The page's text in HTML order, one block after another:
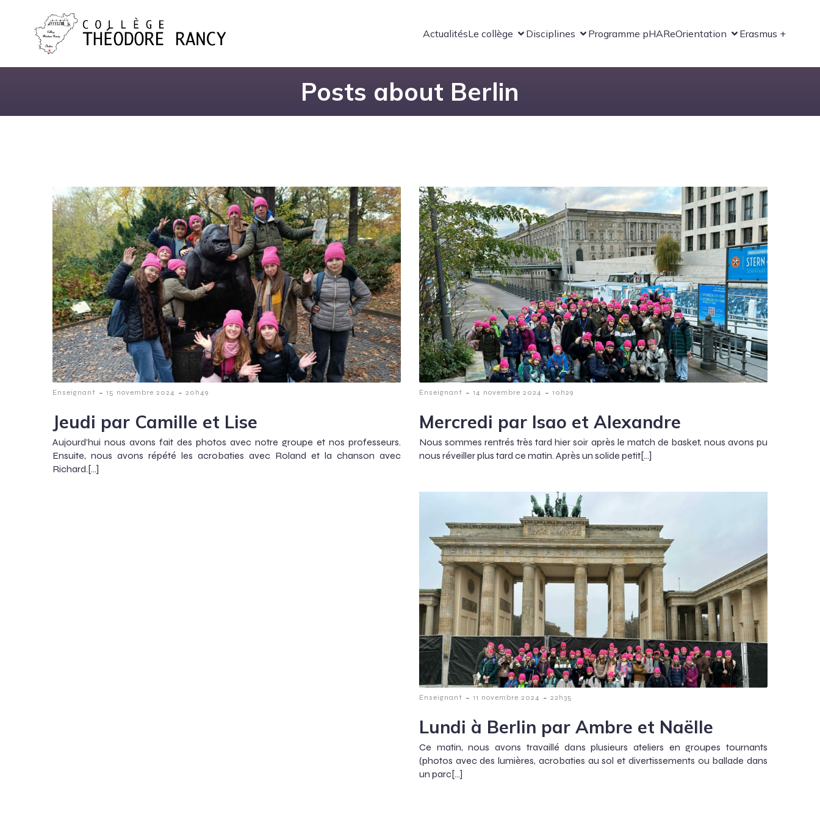
ActualitésLe collège Disciplines Programme pHAReOrientation Erasmus +
Posts about Berlin
Enseignant - 15 novembre 2024 - 20h49
Jeudi par Camille et Lise
Aujourd’hui nous avons fait des photos avec notre groupe et nos professeurs.
Ensuite, nous avons répété les acrobaties avec Roland et la chanson avec
Richard.[…]
Enseignant - 14 novembre 2024 - 10h29
Mercredi par Isao et Alexandre
Nous sommes rentrés très tard hier soir après le match de basket, nous avons pu
nous réveiller plus tard ce matin. Après un solide petit[…]
Enseignant - 11 novembre 2024 - 22h35
Lundi à Berlin par Ambre et Naëlle
Ce matin, nous avons travaillé dans plusieurs ateliers en groupes tournants
(photos avec des lumières, acrobaties au sol et divertissements ou ballade dans
un parc[…]